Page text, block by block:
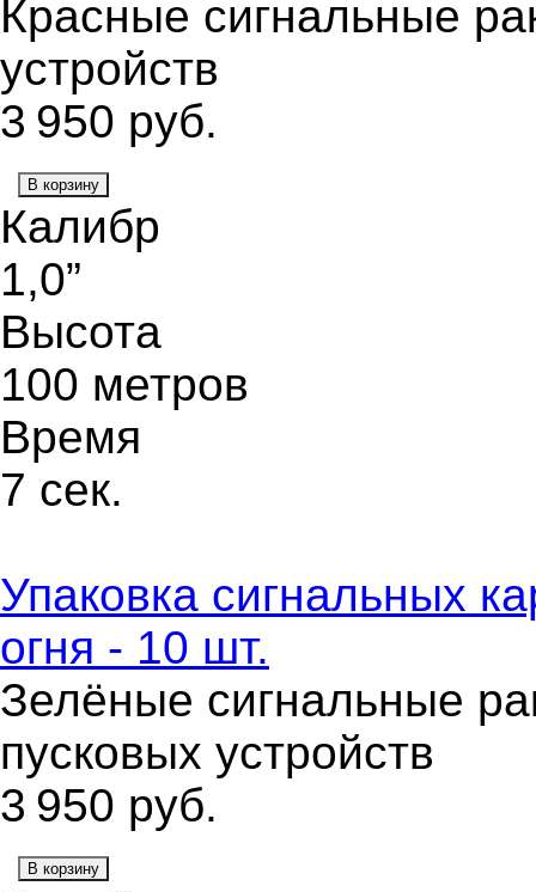
Красные сигнальные
устройств
3 950 руб.
В корзину
Калибр
1,0”
Высота
100 метров
Время
7 сек.
Упаковка сигнальных
огня - 10 шт.
Зелёные сигнальные
пусковых устройств
3 950 руб.
В корзину